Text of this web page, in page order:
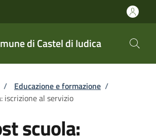
di Castel di Iudica
pane
/ Educazione e formazione /
iscrizione al servizio
scuola: